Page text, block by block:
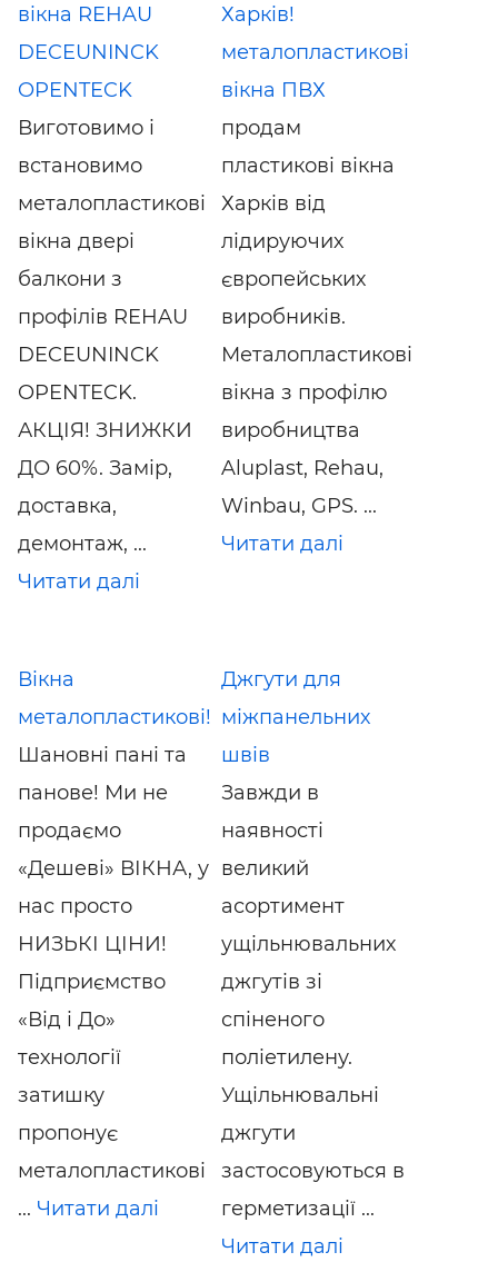
вікна REHAU
DECEUNINCK
OPENTECK
Виготовимо і
встановимо
металопластикові
вікна двері
балкони з
профілів REHAU
DECEUNINCK
OPENTECK.
АКЦІЯ! ЗНИЖКИ
ДО 60%. Замір,
доставка,
демонтаж, ...
Читати далі
Харків!
металопластикові
вікна ПВХ
продам
пластикові вікна
Харків від
лідируючих
європейських
виробників.
Металопластикові
вікна з профілю
виробництва
Aluplast, Rehau,
Winbau, GPS. ...
Читати далі
Вікна
металопластикові!
Шановні пані та
панове! Ми не
продаємо
«Дешеві» ВІКНА, у
нас просто
НИЗЬКІ ЦІНИ!
Підприємство
«Від і До»
технології
затишку
пропонує
металопластикові
... Читати далі
Джгути для
міжпанельних
швів
Завжди в
наявності
великий
асортимент
ущільнювальних
джгутів зі
спіненого
поліетилену.
Ущільнювальні
джгути
застосовуються в
герметизації ...
Читати далі